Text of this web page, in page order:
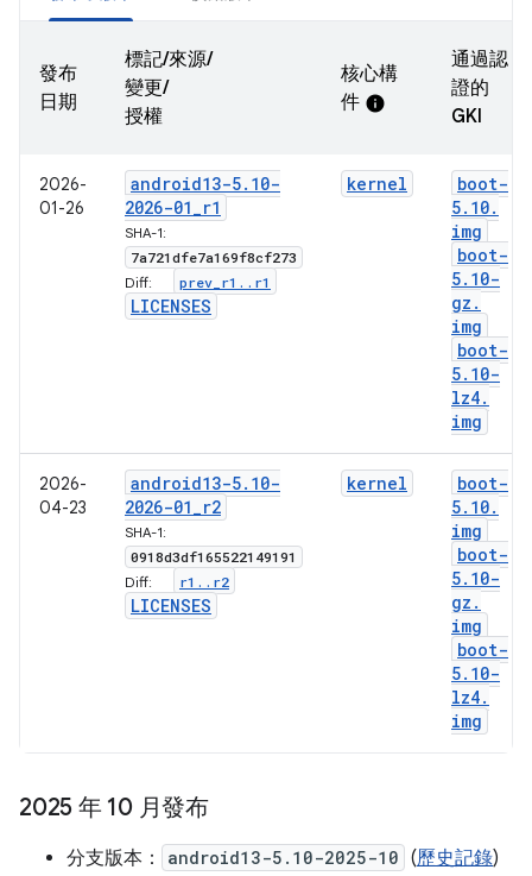
發布
日期
標記/來源/
變更/
授權
核心構
件 info
通過認
證的
GKI
2026-
01-26
android13-5. 10-
2026-01_r1
SHA-1:
7a721dfe7a169f8cf273
Diff: prev r1 . . r1
LICENSES
kernel
boot-
5. 10.
img
boot-
5. 10-
gz .
img
boot-
5. 10-
lz4.
img
2026-
04-23
android13-5. 10-
2026-01_r2
SHA-1:
0918d3df165522149191
Diff: r1 . . r2
LICENSES
kernel
boot-
5. 10.
img
boot-
5. 10-
gz .
img
boot-
5. 10-
lz4.
img
2025 年 10 月發布
分支版本： android13-5.10-2025-10 (歷史記錄)